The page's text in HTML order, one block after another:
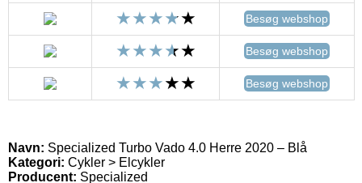
Besøg webshop
Besøg webshop
Besøg webshop
Navn: Specialized Turbo Vado 4.0 Herre 2020 – Blå
Kategori: Cykler > Elcykler
Producent: Specialized